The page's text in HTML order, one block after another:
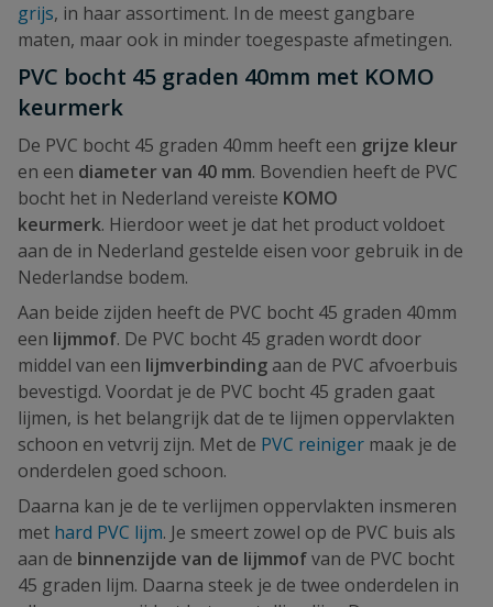
grijs, in haar assortiment. In de meest gangbare
maten, maar ook in minder toegespaste afmetingen.
PVC bocht 45 graden 40mm met KOMO
keurmerk
De PVC bocht 45 graden 40mm heeft een grijze kleur
en een diameter van 40 mm. Bovendien heeft de PVC
bocht het in Nederland vereiste KOMO
keurmerk. Hierdoor weet je dat het product voldoet
aan de in Nederland gestelde eisen voor gebruik in de
Nederlandse bodem.
Aan beide zijden heeft de PVC bocht 45 graden 40mm
een lijmmof. De PVC bocht 45 graden wordt door
middel van een lijmverbinding aan de PVC afvoerbuis
bevestigd. Voordat je de PVC bocht 45 graden gaat
lijmen, is het belangrijk dat de te lijmen oppervlakten
schoon en vetvrij zijn. Met de PVC reiniger maak je de
onderdelen goed schoon.
Daarna kan je de te verlijmen oppervlakten insmeren
met hard PVC lijm. Je smeert zowel op de PVC buis als
aan de binnenzijde van de lijmmofvan de PVC bocht
45 graden lijm. Daarna steek je de twee onderdelen in